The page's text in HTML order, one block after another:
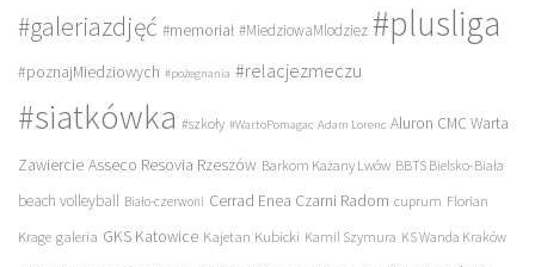
#galeriazdjęć #memoriał #MiedziowaMlodziez #plusliga
#poznajMiedziowych #pożegnania #relacjezmeczu
#siatkówka #szkoły #WartoPomagac Adam Lorenc Aluron CMC Warta
Zawiercie Asseco Resovia Rzeszów Barkom Każany Lwów BBTS Bielsko-Biała
beach volleyball Biało-czerwoni Cerrad Enea Czarni Radom cuprum Florian
Krage galeria GKS Katowice Kajetan Kubicki Kamil Szymura KS Wanda Kraków